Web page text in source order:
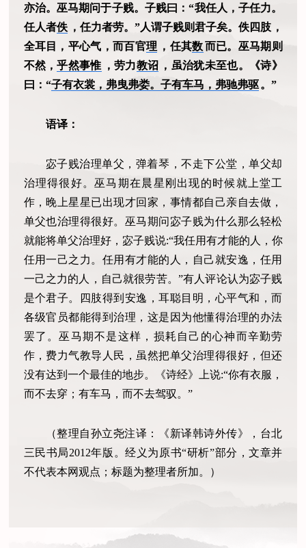
亦治。巫马期问于子贱。子贱曰：“我任人，子任力。
任人者佚 ，任力者劳。”人谓子贱则君子矣。佚四肢，
全耳目，平心气，而百官理 ，任其数而已。巫马期则
不然，乎然事惟 ，劳力教诏 ，虽治犹未至也。《诗》
曰：“子有衣裳，弗曳弗娄。子有车马，弗驰弗驱 。”
语译：
宓子贱治理单父，弹着琴，不走下公堂，单父却
治理得很好。巫马期在晨星刚出现的时候就上堂工
作，晚上星星已出现才回家，事情都自己亲自去做，
单父也治理得很好。巫马期问宓子贱为什么那么轻松
就能将单父治理好，宓子贱说:“我任用有才能的人，你
任用一己之力。任用有才能的人，自己就安逸，任用
一己之力的人，自己就很劳苦。”有人评论认为宓子贱
是个君子。四肢得到安逸，耳聪目明，心平气和，而
各级官员都能得到治理，这是因为他懂得治理的办法
罢了。巫马期不是这样，损耗自己的心神而辛勤劳
作，费力气教导人民，虽然把单父治理得很好，但还
没有达到一个最佳的地步。《诗经》上说:“你有衣服，
而不去穿；有车马，而不去驾驭。”
（整理自孙立尧注译：《新译韩诗外传》，台北
三民书局2012年版。经义为原书“研析”部分，文章并
不代表本网观点；标题为整理者所加。）